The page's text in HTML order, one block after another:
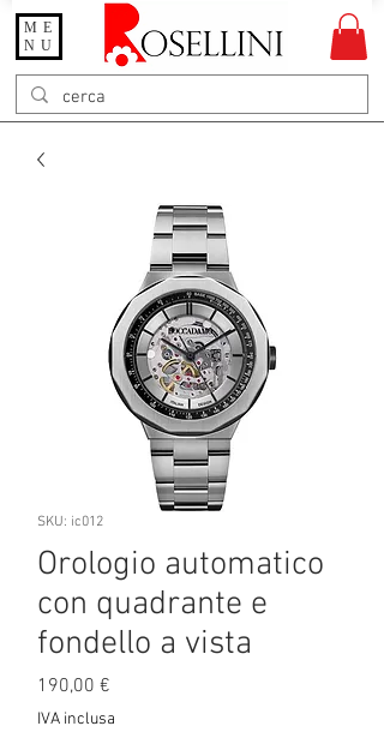
Gioielleria Rosellini
Rosellini online
ME
NU
SKU: ic012
Orologio automatico
con quadrante e
fondello a vista
190,00 €
IVA inclusa